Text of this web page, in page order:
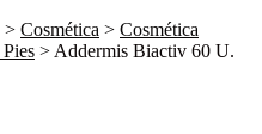
> Cosmética > Cosmética
> Addermis Biactiv 60 U.